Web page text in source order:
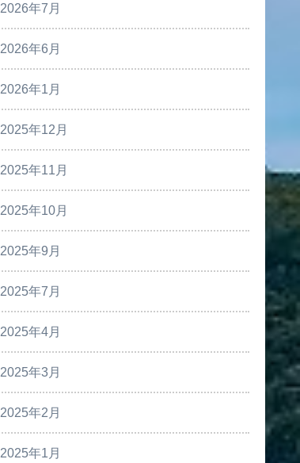
2026年7月
2026年6月
2026年1月
2025年12月
2025年11月
2025年10月
2025年9月
2025年7月
2025年4月
2025年3月
2025年2月
2025年1月